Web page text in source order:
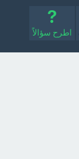
اطرح سؤالاً